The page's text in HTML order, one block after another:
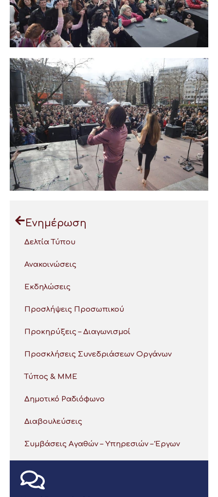
Ενημέρωση
Δελτία Τύπου
Ανακοινώσεις
Εκδηλώσεις
Προσλήψεις Προσωπικού
Προκηρύξεις – Διαγωνισμοί
Προσκλήσεις Συνεδριάσεων Οργάνων
Τύπος & ΜΜΕ
Δημοτικό Ραδιόφωνο
Διαβουλεύσεις
Συμβάσεις Αγαθών – Υπηρεσιών – Έργων